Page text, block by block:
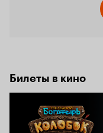
Билеты в кино